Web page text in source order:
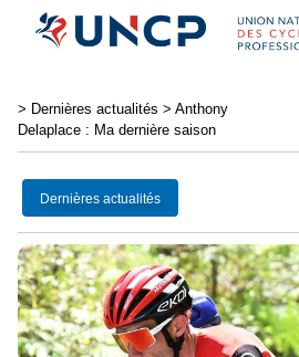
> Dernières actualités > Anthony
Delaplace : Ma dernière saison
Dernières actualités